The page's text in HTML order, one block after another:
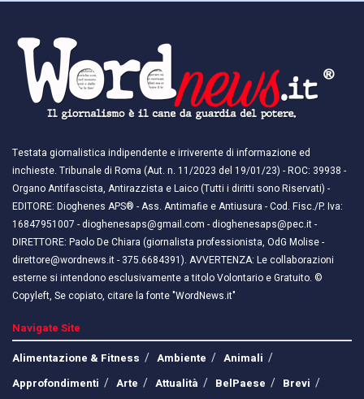
Testata giornalistica indipendente e irriverente di informazione ed
inchieste. Tribunale di Roma (Aut. n. 11/2023 del 19/01/23) - ROC: 39938 -
Organo Antifascista, Antirazzista e Laico (Tutti i diritti sono Riservati) -
EDITORE: Dioghenes APS® - Ass. Antimafie e Antiusura - Cod. Fisc./P. Iva:
16847951007 - dioghenesaps@gmail.com - dioghenesaps@pec.it - ​​
DIRETTORE: Paolo De Chiara (giornalista professionista, OdG Molise -
direttore@wordnews.it - ​​375.6684391). AVVERTENZA: Le collaborazioni
esterne si intendono esclusivamente a titolo Volontario e Gratuito. ©
Copyleft, Se copiato, citare la fonte "WordNews.it"
Navigate Site
Alimentazione & Fitness
Ambiente
Animali
Approfondimenti
Arte Attualità BelPaese
Brevi